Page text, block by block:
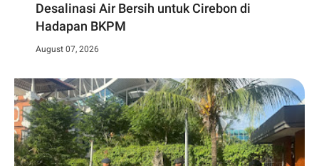
Desalinasi Air Bersih untuk Cirebon di
Hadapan BKPM
August 07, 2026